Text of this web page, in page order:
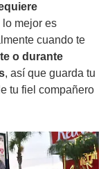
lo mejor es
cuando te
o durante
, así que guarda tu
tu fiel compañero